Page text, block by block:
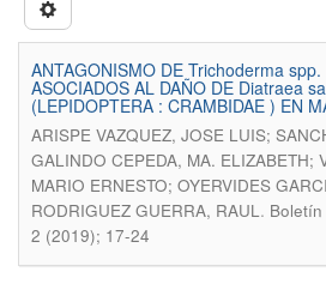
ANTAGONISMO DE Trichoderma
ASOCIADOS AL DAÑO DE Diatraea
(LEPIDOPTERA : CRAMBIDAE ) EN
ARISPE VAZQUEZ, JOSE LUIS;
GALINDO CEPEDA, MA. ELIZABETH;
MARIO ERNESTO; OYERVIDES
RODRIGUEZ GUERRA, RAUL.
2 (2019); 17-24